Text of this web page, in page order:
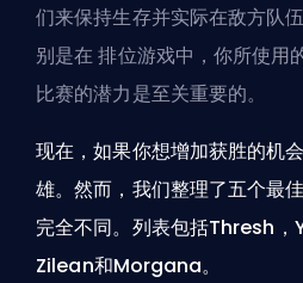
们来保持生存并实际在敌方队
别是在排位游戏中，你所使用
比赛的潜力是至关重要的。
现在，如果你想增加获胜的机
雄。然而，我们整理了五个最
完全不同。列表包括Thresh，
Zilean和Morgana。